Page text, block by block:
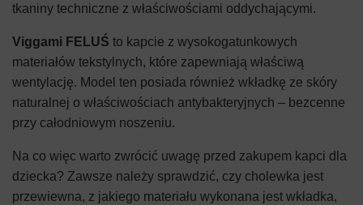
tkaniny techniczne z właściwościami oddychającymi.
Viggami FELUŚ to kapcie z wysokogatunkowych
materiałów tekstylnych, które zapewniają właściwą
wentylację. Model ten posiada również wkładkę ze skóry
naturalnej o właściwościach antybakteryjnych – bezcenne
przy całodniowym noszeniu.
Na co więc warto zwrócić uwagę przed zakupem kapci dla
dziecka? Zawsze należy sprawdzić, czy cholewka jest
przewiewna, z jakiego materiału wykonana jest wkładka,